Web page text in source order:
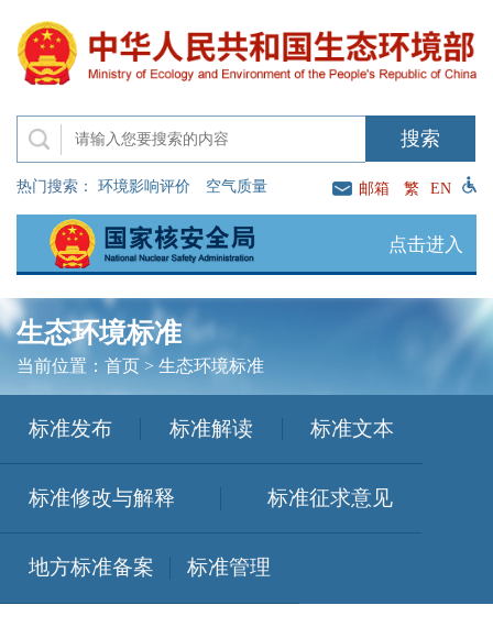
热门搜索： 环境影响评价 空气质量 邮箱 繁 EN
点击进入
生态环境标准
当前位置： 首页> 生态环境标准
标准发布 标准解读 标准文本
标准修改与解释 标准征求意见
地方标准备案 标准管理